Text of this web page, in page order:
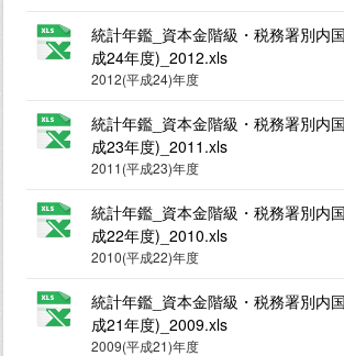
統計年鑑_資本金階級・税務署別内
成24年度)_2012.xls
2012(平成24)年度
統計年鑑_資本金階級・税務署別内
成23年度)_2011.xls
2011(平成23)年度
統計年鑑_資本金階級・税務署別内
成22年度)_2010.xls
2010(平成22)年度
統計年鑑_資本金階級・税務署別内
成21年度)_2009.xls
2009(平成21)年度